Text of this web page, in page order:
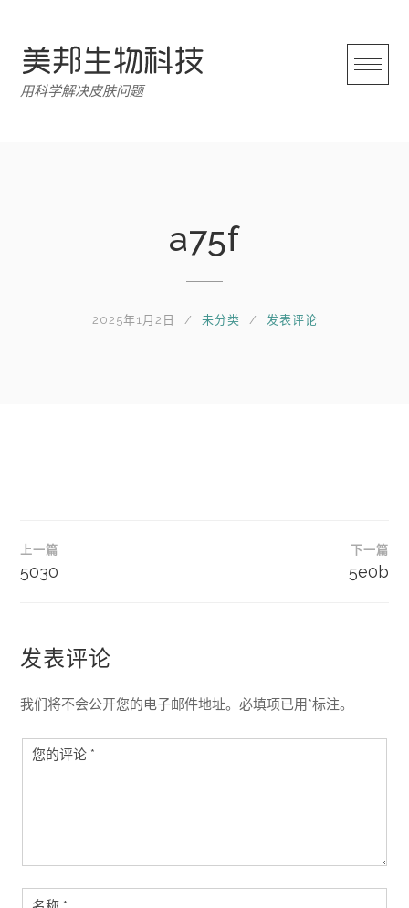
用科学解决皮肤问题
a75f
2025年1月2日 未分类 发表评论
文
章
航
上一篇
5030
下一篇
5e0b
发表评论
我们将不会公开您的电子邮件地址。必填项已用*标注。